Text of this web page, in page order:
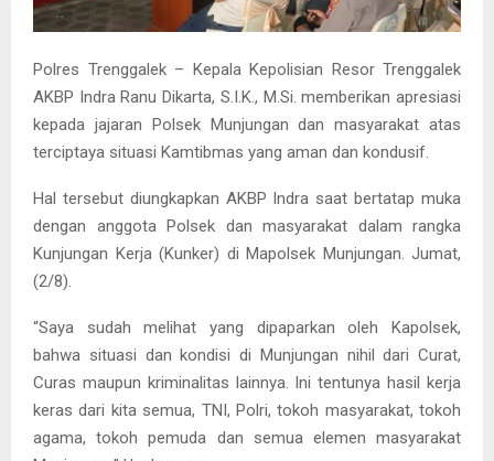
Polres Trenggalek – Kepala Kepolisian Resor Trenggalek
AKBP Indra Ranu Dikarta, S.I.K., M.Si. memberikan apresiasi
kepada jajaran Polsek Munjungan dan masyarakat atas
terciptaya situasi Kamtibmas yang aman dan kondusif.
Hal tersebut diungkapkan AKBP Indra saat bertatap muka
dengan anggota Polsek dan masyarakat dalam rangka
Kunjungan Kerja (Kunker) di Mapolsek Munjungan. Jumat,
(2/8).
“Saya sudah melihat yang dipaparkan oleh Kapolsek,
bahwa situasi dan kondisi di Munjungan nihil dari Curat,
Curas maupun kriminalitas lainnya. Ini tentunya hasil kerja
keras dari kita semua, TNI, Polri, tokoh masyarakat, tokoh
agama, tokoh pemuda dan semua elemen masyarakat